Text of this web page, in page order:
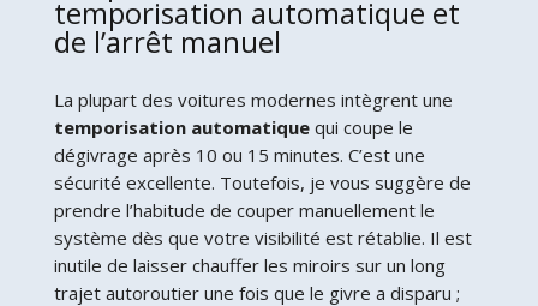
temporisation automatique et
de l’arrêt manuel
La plupart des voitures modernes intègrent une
temporisation automatiquequi coupe le
dégivrage après 10 ou 15 minutes. C’est une
sécurité excellente. Toutefois, je vous suggère de
prendre l’habitude de couper manuellement le
système dès que votre visibilité est rétablie. Il est
inutile de laisser chauffer les miroirs sur un long
trajet autoroutier une fois que le givre a disparu ;